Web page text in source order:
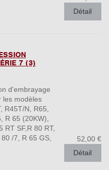
Détail
7 (3)
d'embrayage
les modèles
R45T/N, R65,
R 65 (20KW),
RT SF,R 80 RT,
/7, R 65 GS,
52,00 €
Détail